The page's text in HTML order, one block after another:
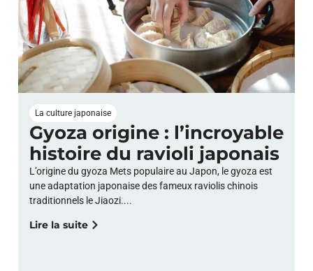
La culture japonaise
Gyoza origine : l’incroyable
histoire du ravioli japonais
L’origine du gyoza Mets populaire au Japon, le gyoza est
une adaptation japonaise des fameux raviolis chinois
traditionnels le Jiaozi....
Lire la suite